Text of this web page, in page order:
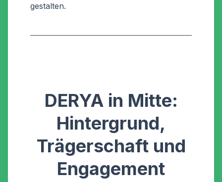
gestalten.
DERYA in Mitte:
Hintergrund,
Trägerschaft und
Engagement